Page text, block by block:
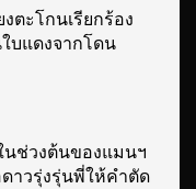
งตะโกนเรียกร้อง
บแดงจากโดน
นช่วงต้นของแมนฯ
ดาวรุ่งรุ่นพี่ให้คําตัด